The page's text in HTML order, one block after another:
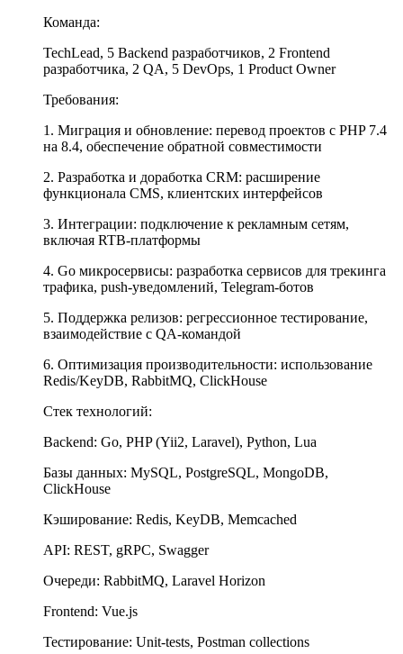
Команда:
TechLead, 5 Backend разработчиков, 2 Frontend
разработчика, 2 QA, 5 DevOps, 1 Product Owner
Требования:
1. Миграция и обновление: перевод проектов с PHP 7.4
на 8.4, обеспечение обратной совместимости
2. Разработка и доработка CRM: расширение
функционала CMS, клиентских интерфейсов
3. Интеграции: подключение к рекламным сетям,
включая RTB-платформы
4. Go микросервисы: разработка сервисов для трекинга
трафика, push-уведомлений, Telegram-ботов
5. Поддержка релизов: регрессионное тестирование,
взаимодействие с QA-командой
6. Оптимизация производительности: использование
Redis/KeyDB, RabbitMQ, ClickHouse
Стек технологий:
Backend: Go, PHP (Yii2, Laravel), Python, Lua
Базы данных: MySQL, PostgreSQL, MongoDB,
ClickHouse
Кэширование: Redis, KeyDB, Memcached
API: REST, gRPC, Swagger
Очереди: RabbitMQ, Laravel Horizon
Frontend: Vue.js
Тестирование: Unit-tests, Postman collections